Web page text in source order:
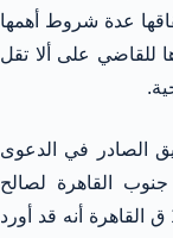
100 لسنة 1985 لاستحقاقها عدة شروط أهمها
للقاضي على ألا تقل
الصادر في الدعوى
شخصية جنوب القاهرة لصالح
المطعون ضدها واستئنافه رقم …… لسنة 114 ق القاهرة أنه قد أورد